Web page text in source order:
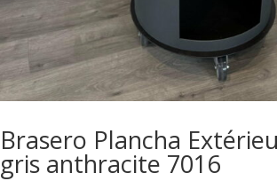
Brasero Plancha
gris anthracite 7016